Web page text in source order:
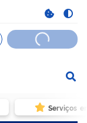
Serviços